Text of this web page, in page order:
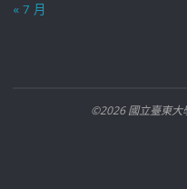
« 7 月
©2026 國立臺東大